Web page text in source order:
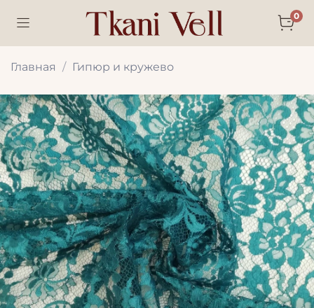
0
Главная Гипюр и кружево